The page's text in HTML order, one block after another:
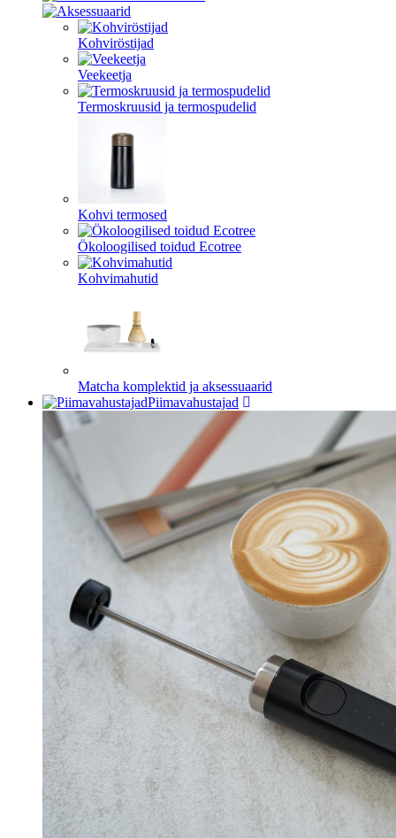
Kohviröstijad
Veekeetja
Termoskruusid ja termospudelid
Kohvi termosed
Ökoloogilised toidud Ecotree
Kohvimahutid
Matcha komplektid ja aksessuaarid
Piimavahustajad